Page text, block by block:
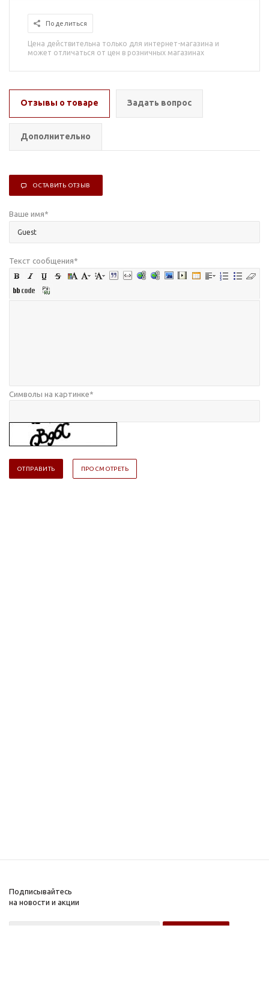
Поделиться
Цена действительна только для интернет-магазина и
может отличаться от цен в розничных магазинах
Отзывы о товаре Задать вопрос
Дополнительно
ОСТАВИТЬ ОТЗЫВ
Ваше имя*
Текст сообщения*
Символы на картинке*
Подписывайтесь
на новости и акции